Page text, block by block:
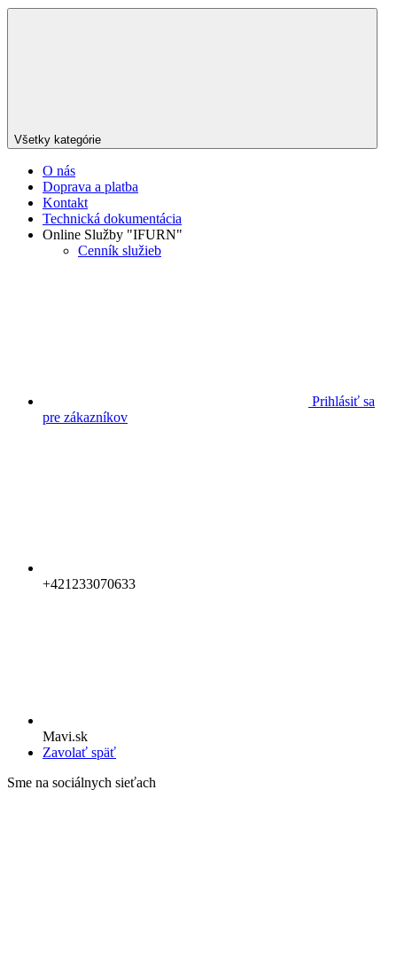
Všetky kategórie
O nás
Doprava a platba
Kontakt
Technická dokumentácia
Online Služby "IFURN"
Cenník služieb
Prihlásiť sa
pre zákazníkov
+421233070633
Mavi.sk
Zavolať späť
Sme na sociálnych sieťach